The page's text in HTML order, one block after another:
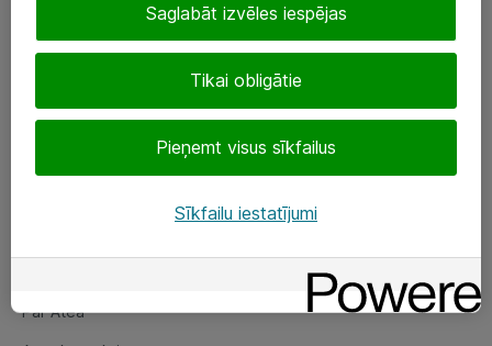
Sekojiet mums
Par Atea
Par Atea
Tikai obligātie
Pieņemt visus sīkfailus
Saglabāt izvēles iespējas
Sīkfailu iestatījumi